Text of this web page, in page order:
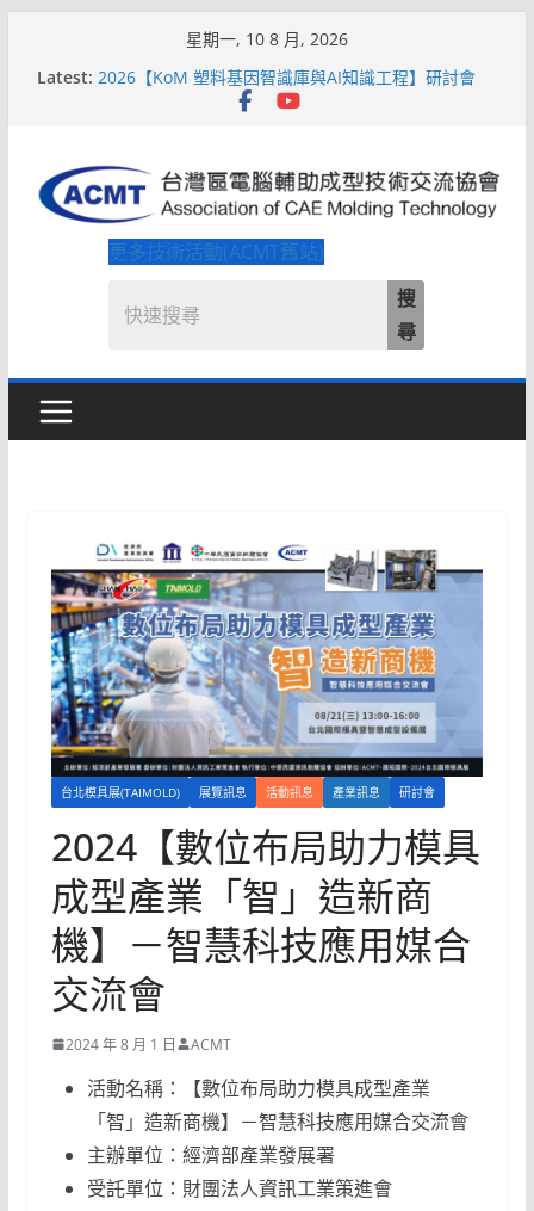
星期一, 10 8 月, 2026
Latest: 2026【KoM 塑料基因智識庫與AI知識工程】研討會
【培訓課程】【ACMT Ｔ零量產】模具估報價：貫穿
具展重磅登場
ACMT打造「Smart Molding 模塑智造平台」主題館
2026【QoM 射出成型高品質穩定生產】研討會
更多技術活動(ACMT舊站)
搜
尋
台北模具展(TAIMOLD) 展覽訊息 活動訊息 產業訊息 研討會
2024【數位布局助力模具
成型產業「智」造新商
機】－智慧科技應用媒合
交流會
2024 年 8 月 1 日 ACMT
活動名稱：【數位布局助力模具成型產業
「智」造新商機】－智慧科技應用媒合交流會
主辦單位：經濟部產業發展署
受託單位：財團法人資訊工業策進會